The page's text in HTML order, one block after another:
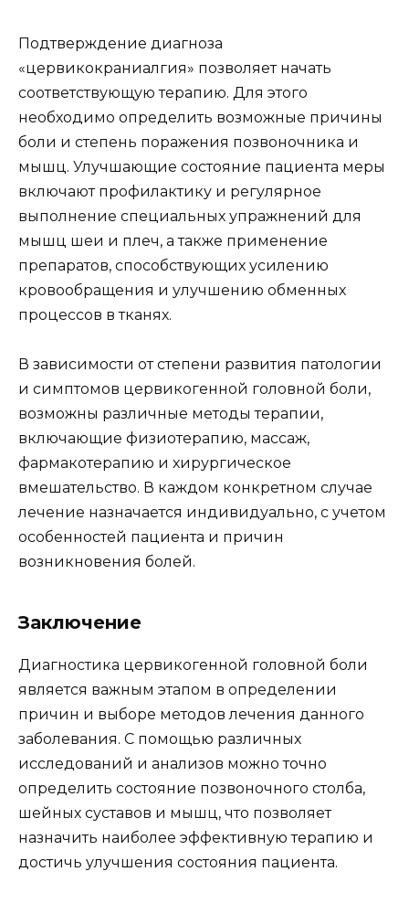
Подтверждение диагноза
«цервикокраниалгия» позволяет начать
соответствующую терапию. Для этого
необходимо определить возможные причины
боли и степень поражения позвоночника и
мышц. Улучшающие состояние пациента меры
включают профилактику и регулярное
выполнение специальных упражнений для
мышц шеи и плеч, а также применение
препаратов, способствующих усилению
кровообращения и улучшению обменных
процессов в тканях.
В зависимости от степени развития патологии
и симптомов цервикогенной головной боли,
возможны различные методы терапии,
включающие физиотерапию, массаж,
фармакотерапию и хирургическое
вмешательство. В каждом конкретном случае
лечение назначается индивидуально, с учетом
особенностей пациента и причин
возникновения болей.
Заключение
Диагностика цервикогенной головной боли
является важным этапом в определении
причин и выборе методов лечения данного
заболевания. С помощью различных
исследований и анализов можно точно
определить состояние позвоночного столба,
шейных суставов и мышц, что позволяет
назначить наиболее эффективную терапию и
достичь улучшения состояния пациента.